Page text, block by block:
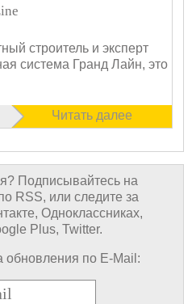
строитель и эксперт
система Гранд Лайн, это
Читать далее
Подписывайтесь на
RSS, или следите за
Одноклассниках,
Plus, Twitter.
обновления по E-Mail: